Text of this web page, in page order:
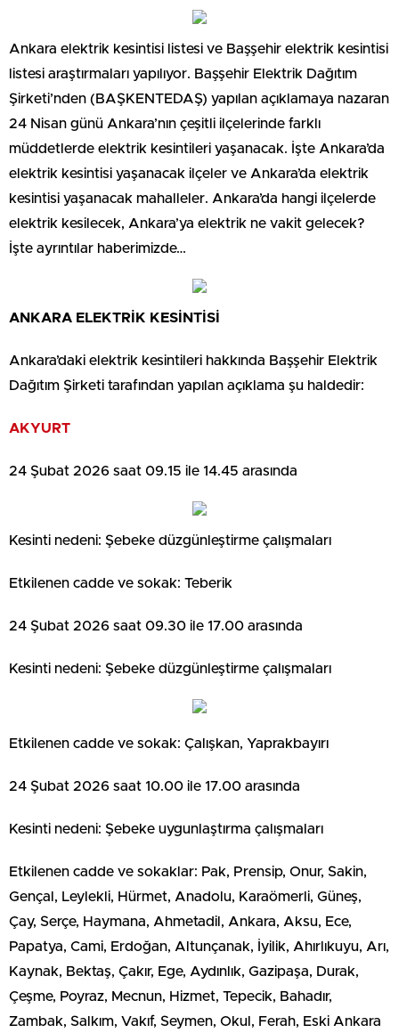
Ankara elektrik kesintisi listesi ve Başşehir elektrik kesintisi
listesi araştırmaları yapılıyor. Başşehir Elektrik Dağıtım
Şirketi’nden (BAŞKENTEDAŞ) yapılan açıklamaya nazaran
24 Nisan günü Ankara’nın çeşitli ilçelerinde farklı
müddetlerde elektrik kesintileri yaşanacak. İşte Ankara’da
elektrik kesintisi yaşanacak ilçeler ve Ankara’da elektrik
kesintisi yaşanacak mahalleler. Ankara’da hangi ilçelerde
elektrik kesilecek, Ankara’ya elektrik ne vakit gelecek?
İşte ayrıntılar haberimizde…
ANKARA ELEKTRİK KESİNTİSİ
Ankara’daki elektrik kesintileri hakkında Başşehir Elektrik
Dağıtım Şirketi tarafından yapılan açıklama şu haldedir:
AKYURT
24 Şubat 2026 saat 09.15 ile 14.45 arasında
Kesinti nedeni: Şebeke düzgünleştirme çalışmaları
Etkilenen cadde ve sokak: Teberik
24 Şubat 2026 saat 09.30 ile 17.00 arasında
Kesinti nedeni: Şebeke düzgünleştirme çalışmaları
Etkilenen cadde ve sokak: Çalışkan, Yaprakbayırı
24 Şubat 2026 saat 10.00 ile 17.00 arasında
Kesinti nedeni: Şebeke uygunlaştırma çalışmaları
Etkilenen cadde ve sokaklar: Pak, Prensip, Onur, Sakin,
Gençal, Leylekli, Hürmet, Anadolu, Karaömerli, Güneş,
Çay, Serçe, Haymana, Ahmetadil, Ankara, Aksu, Ece,
Papatya, Cami, Erdoğan, Altunçanak, İyilik, Ahırlıkuyu, Arı,
Kaynak, Bektaş, Çakır, Ege, Aydınlık, Gazipaşa, Durak,
Çeşme, Poyraz, Mecnun, Hizmet, Tepecik, Bahadır,
Zambak, Salkım, Vakıf, Seymen, Okul, Ferah, Eski Ankara